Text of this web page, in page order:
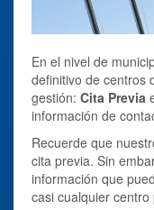
En el nivel de
definitivo de centros
gestión: Cita Previa
información de
Recuerde que
cita previa. Sin
información que
casi cualquier